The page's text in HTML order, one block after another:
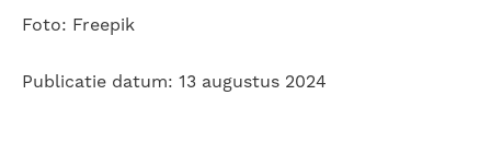
Foto: Freepik
Publicatie datum: 13 augustus 2024